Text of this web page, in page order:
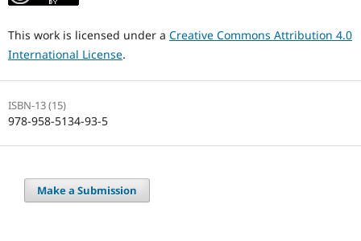
This work is licensed under a Creative Commons Attribution 4.0
International License.
ISBN-13 (15)
978-958-5134-93-5
Make a Submission